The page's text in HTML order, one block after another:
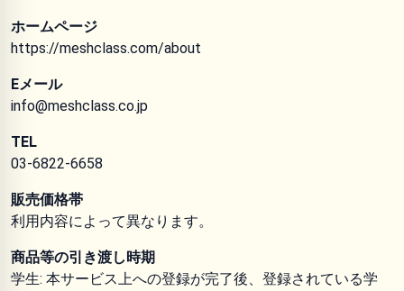
ホームページ
https://meshclass.com/about
Eメール
info@meshclass.co.jp
TEL
03-6822-6658
販売価格帯
利用内容によって異なります。
商品等の引き渡し時期
学生: 本サービス上への登録が完了後、登録されている学